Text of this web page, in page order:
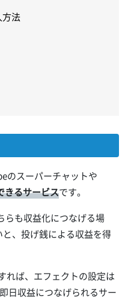
法
のスーパーチャットや
きるサービスです。
も収益化につなげる場
、投げ銭による収益を得
れば、エフェクトの設定は
日収益につなげられるサー